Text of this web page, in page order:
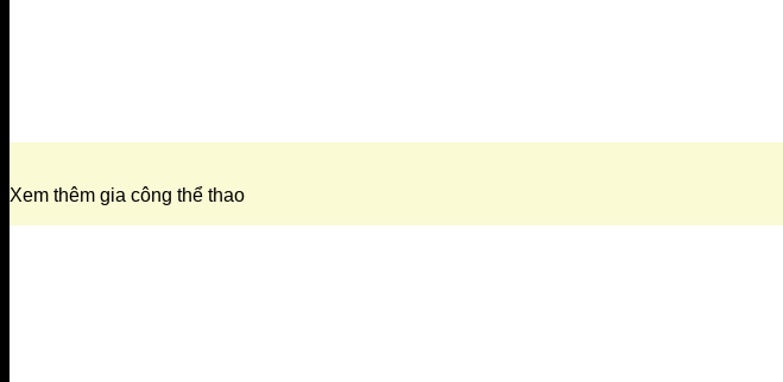
Xem thêm gia công thể thao